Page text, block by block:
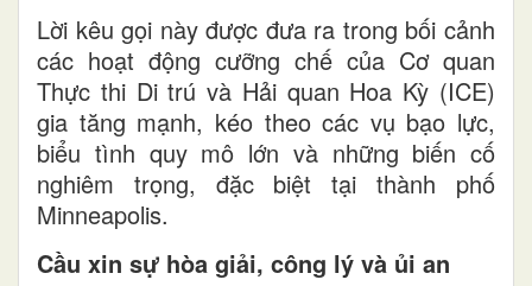
Lời kêu gọi này được đưa ra trong bối cảnh
các hoạt động cưỡng chế của Cơ quan
Thực thi Di trú và Hải quan Hoa Kỳ (ICE)
gia tăng mạnh, kéo theo các vụ bạo lực,
biểu tình quy mô lớn và những biến cố
nghiêm trọng, đặc biệt tại thành phố
Minneapolis.
Cầu xin sự hòa giải, công lý và ủi an